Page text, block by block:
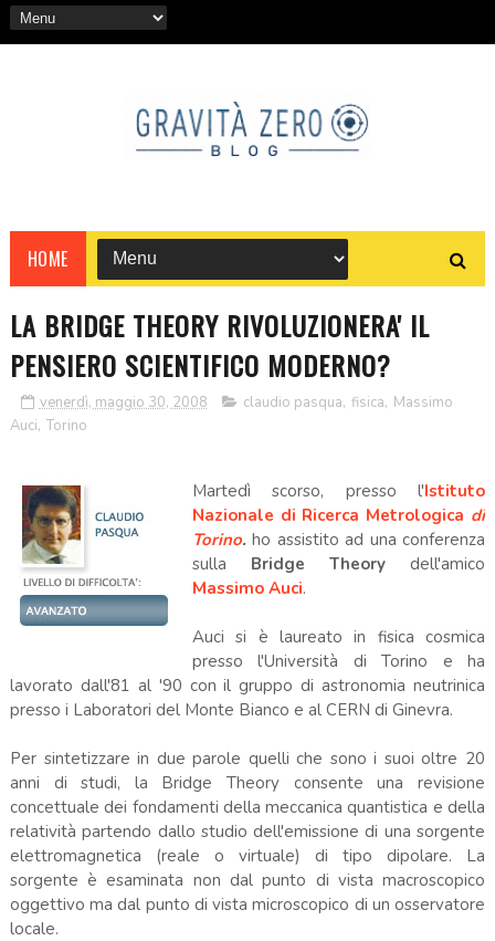
HOME
LA BRIDGE THEORY RIVOLUZIONERA' IL
PENSIERO SCIENTIFICO MODERNO?
venerdì, maggio 30, 2008 claudio pasqua, fisica, Massimo
Auci, Torino
Martedì scorso, presso l'Istituto
Nazionale di Ricerca Metrologica di
Torino.ho assistito ad una conferenza
sulla Bridge Theorydell'amico
Massimo Auci.
Auci si è laureato in fisica cosmica
presso l'Università di Torino e ha
lavorato dall'81 al '90 con il gruppo di astronomia neutrinica
presso i Laboratori del Monte Bianco e al CERN di Ginevra.
Per sintetizzare in due parole quelli che sono i suoi oltre 20
anni di studi, la Bridge Theory consente una revisione
concettuale dei fondamenti della meccanica quantistica e della
relatività partendo dallo studio dell'emissione di una sorgente
elettromagnetica (reale o virtuale) di tipo dipolare. La
sorgente è esaminata non dal punto di vista macroscopico
oggettivo ma dal punto di vista microscopico di un osservatore
locale.